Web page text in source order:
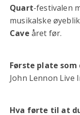
Quart-festivalen
musikalske
Cave året før.
Første plate
John Lennon Live
Hva førte til at